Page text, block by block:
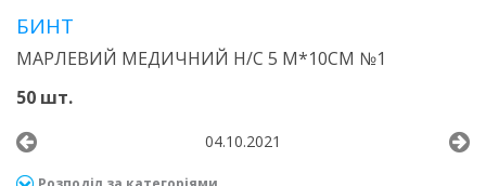
БИНТ
МАРЛЕВИЙ МЕДИЧНИЙ Н/С 5 М*10СМ №1
50 шт.
04.10.2021